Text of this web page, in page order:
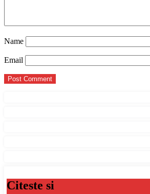
Name
Email
Citeste si